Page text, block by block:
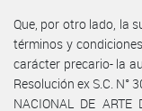
Que, por otro lado, la
términos y
carácter precario- la
Resolución ex S.C. N°
NACIONAL DE